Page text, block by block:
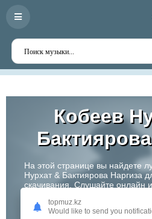
Кобеев
На этой странице вы найдете
Нурхат & Бактиярова Наргиза
скачивания. Слушайте онлайн
для себя творчество одного из
артистов Казахстана!
topmuz.kz
Would like to send you